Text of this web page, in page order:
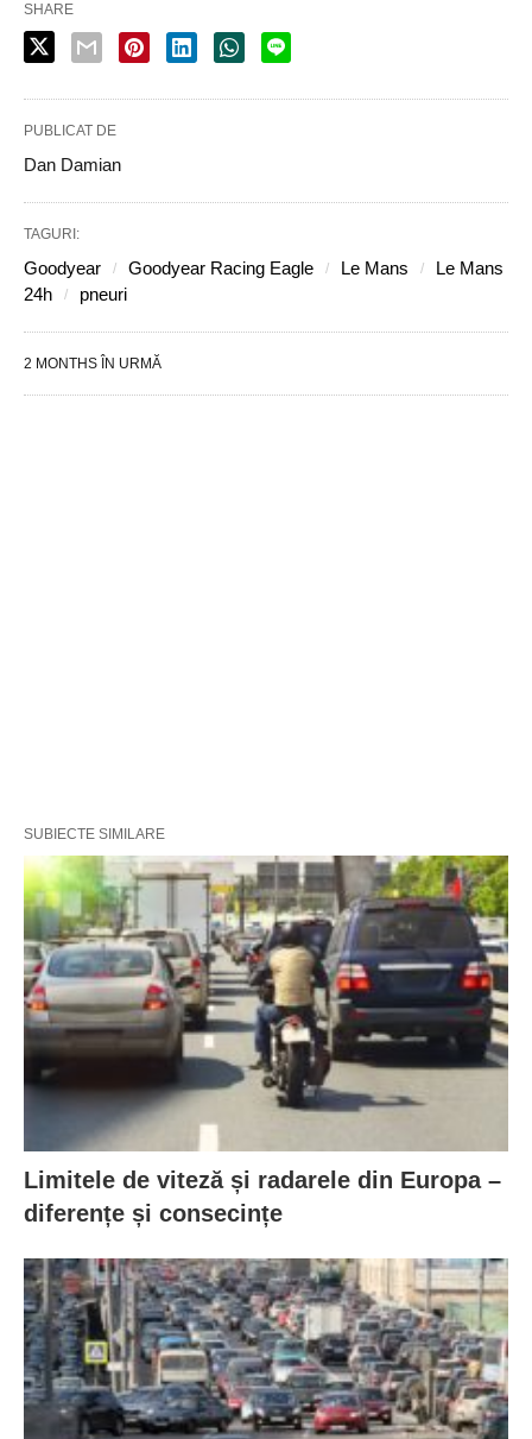
SHARE
PUBLICAT DE
Dan Damian
TAGURI:
Goodyear Goodyear Racing Eagle Le Mans
Le Mans
24h
pneuri
2 MONTHS ÎN URMĂ
SUBIECTE SIMILARE
Limitele de viteză și radarele din Europa –
diferențe și consecințe